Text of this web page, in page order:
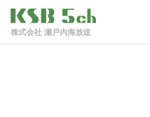
株式会社 瀬戸内海放送